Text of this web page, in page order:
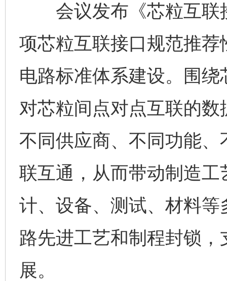
会议发布《芯粒互联
项芯粒互联接口规范推
电路标准体系建设。围
对芯粒间点对点互联的
不同供应商、不同功能
联互通，从而带动制造
计、设备、测试、材料
路先进工艺和制程封锁
展。